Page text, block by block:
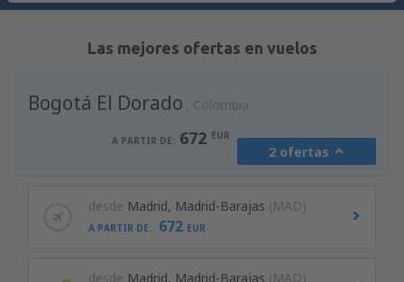
Las mejores ofertas en vuelos
Bogotá El Dorado Colombia
A PARTIR DE: 672 EUR
2 ofertas
desde Madrid, Madrid-Barajas (MAD)
A PARTIR DE: 672 EUR
desde Madrid, Madrid-Barajas (MAD)